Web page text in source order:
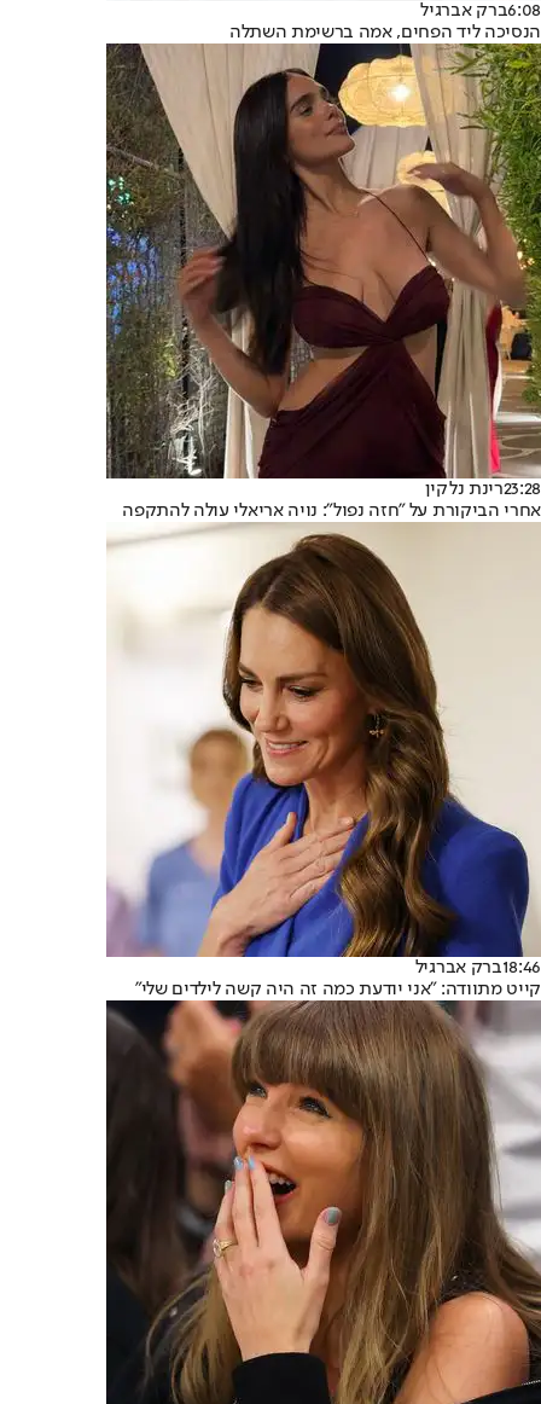
6:08ברק אברגיל
הנסיכה ליד הפחים, אמה ברשימת השתלה
23:28רינת נלקין
אחרי הביקורת על "חזה נפול": נויה אריאלי עולה להתקפה
18:46ברק אברגיל
קייט מתוודה: "אני יודעת כמה זה היה קשה לילדים שלי"